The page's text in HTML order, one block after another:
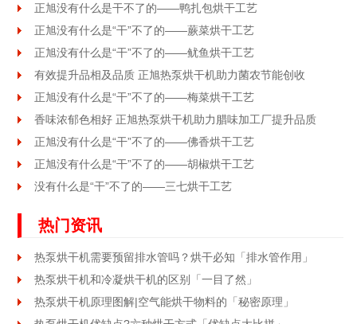
正旭没有什么是干不了的——鸭扎包烘干工艺
正旭没有什么是“干”不了的——蕨菜烘干工艺
正旭没有什么是“干”不了的——鱿鱼烘干工艺
有效提升品相及品质 正旭热泵烘干机助力菌农节能创收
正旭没有什么是“干”不了的——梅菜烘干工艺
香味浓郁色相好 正旭热泵烘干机助力腊味加工厂提升品质
正旭没有什么是“干”不了的——佛香烘干工艺
正旭没有什么是“干”不了的——胡椒烘干工艺
没有什么是“干”不了的——三七烘干工艺
热门资讯
热泵烘干机需要预留排水管吗？烘干必知「排水管作用」
热泵烘干机和冷凝烘干机的区别「一目了然」
热泵烘干机原理图解|空气能烘干物料的「秘密原理」